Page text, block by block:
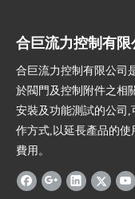
合巨流力控制有限
合巨流力控制有限公司
於閥門及控制附件之相
安裝及功能測試的公司
作方式,以延長產品的
費用。